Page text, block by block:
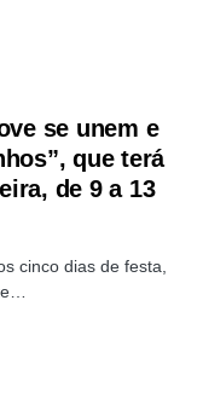
se unem e
que terá
de 9 a 13
cinco dias de festa,